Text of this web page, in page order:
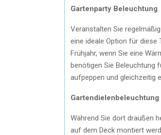
Gartenparty Beleuchtung
Veranstalten Sie
eine ideale Option für
Frühjahr, wenn Sie eine
benötigen Sie Beleuchtung
aufpeppen und gleichzeitig
Gartendielenbeleuchtung
Während Sie dort draußen
auf dem Deck montiert